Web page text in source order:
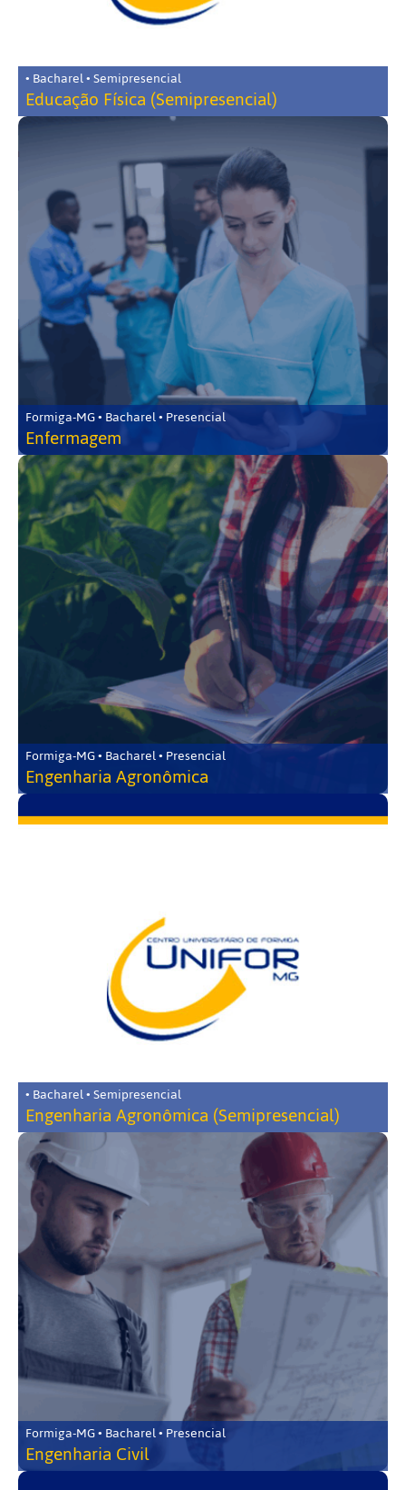
• Bacharel • Semipresencial
Educação Física (Semipresencial)
Formiga-MG • Bacharel • Presencial
Enfermagem
Formiga-MG • Bacharel • Presencial
Engenharia Agronômica
• Bacharel • Semipresencial
Engenharia Agronômica (Semipresencial)
Formiga-MG • Bacharel • Presencial
Engenharia Civil